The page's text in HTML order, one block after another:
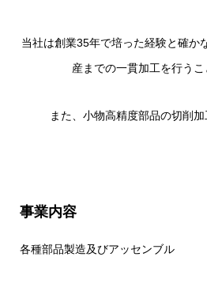
当社は創業35年で培った経験と確か
産までの一貫加工を行うこ
また、小物高精度部品の切削加
事業内容
各種部品製造及びアッセンブル